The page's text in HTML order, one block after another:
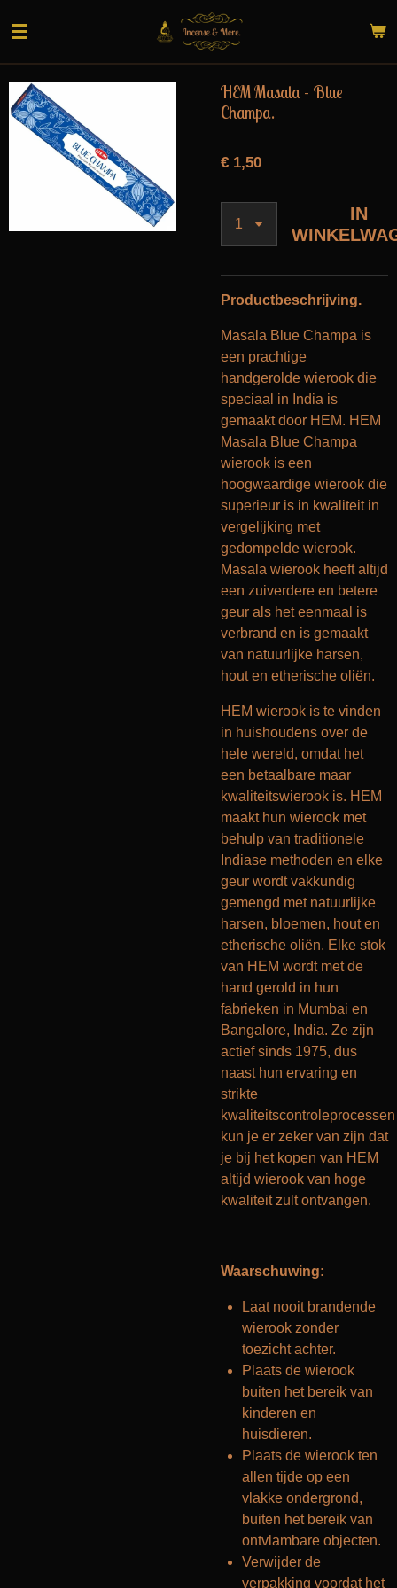
direct
naar
de
hoofdinhoud
HEM Masala - Blue
Champa.
€ 1,50
IN
Productbeschrijving.
Masala Blue Champa is
een prachtige
handgerolde wierook die
speciaal in India is
gemaakt door HEM. HEM
Masala Blue Champa
wierook is een
hoogwaardige wierook die
superieur is in kwaliteit in
vergelijking met
gedompelde wierook.
Masala wierook heeft altijd
een zuiverdere en betere
geur als het eenmaal is
verbrand en is gemaakt
van natuurlijke harsen,
hout en etherische oliën.
HEM wierook is te vinden
in huishoudens over de
hele wereld, omdat het
een betaalbare maar
kwaliteitswierook is. HEM
maakt hun wierook met
behulp van traditionele
Indiase methoden en elke
geur wordt vakkundig
gemengd met natuurlijke
harsen, bloemen, hout en
etherische oliën. Elke stok
van HEM wordt met de
hand gerold in hun
fabrieken in Mumbai en
Bangalore, India. Ze zijn
actief sinds 1975, dus
naast hun ervaring en
strikte
kwaliteitscontroleprocessen
kun je er zeker van zijn dat
je bij het kopen van HEM
altijd wierook van hoge
kwaliteit zult ontvangen.
Waarschuwing:
Laat nooit brandende
wierook zonder
toezicht achter.
Plaats de wierook
buiten het bereik van
kinderen en
huisdieren.
Plaats de wierook ten
allen tijde op een
vlakke ondergrond,
buiten het bereik van
ontvlambare objecten.
Verwijder de
verpakking voordat het